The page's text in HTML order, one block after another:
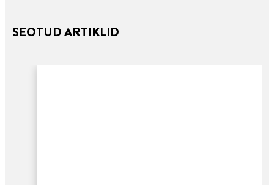
SEOTUD ARTIKLID